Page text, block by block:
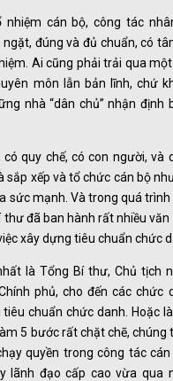
cán bộ, công tác
đúng và đủ chuẩn, có
Ai cũng phải trải qua
môn lẫn bản lĩnh, chứ
nhà “dân chủ” nhận định
quy chế, có con người, và
xếp và tổ chức cán bộ
sức mạnh. Và trong quá trình
thư đã ban hành rất nhiều văn
xây dựng tiêu chuẩn chức
là Tổng Bí thư, Chủ tịch
phủ, cho đến các chức
chuẩn chức danh. Hoặc
5 bước rất chặt chẽ, chúng
quyền trong công tác
lãnh đạo cấp cao vừa qua